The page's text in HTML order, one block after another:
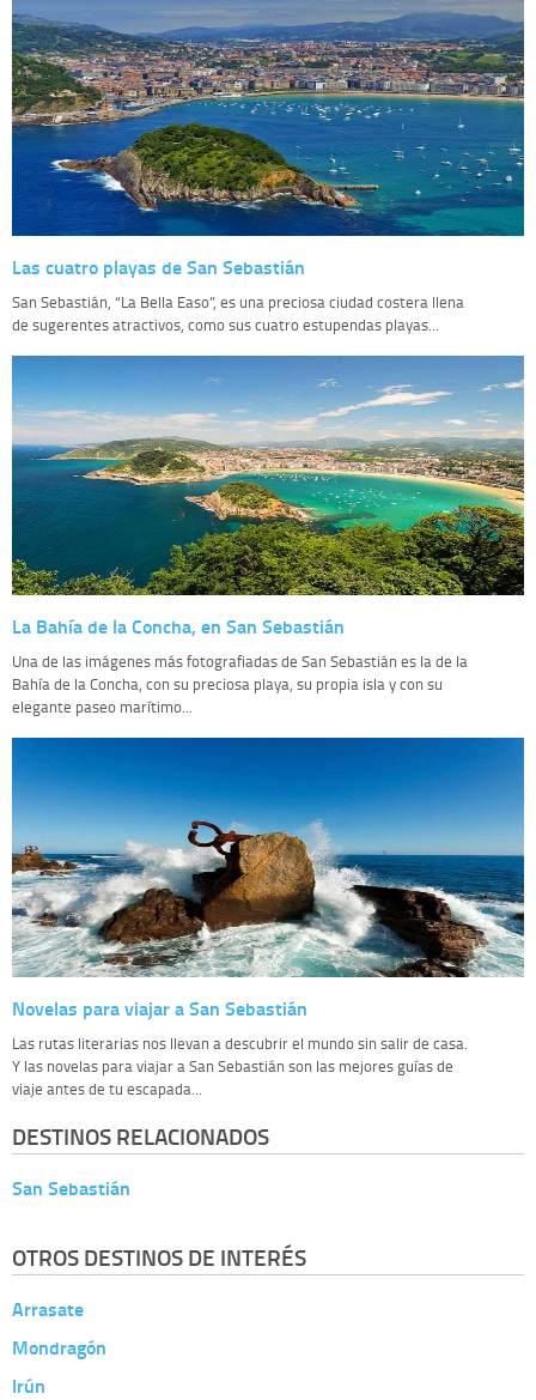
Las cuatro playas de San Sebastián
San Sebastián, “La Bella Easo”, es una preciosa ciudad costera llena
de sugerentes atractivos, como sus cuatro estupendas playas...
La Bahía de la Concha, en San Sebastián
Una de las imágenes más fotografiadas de San Sebastián es la de la
Bahía de la Concha, con su preciosa playa, su propia isla y con su
elegante paseo marítimo...
Novelas para viajar a San Sebastián
Las rutas literarias nos llevan a descubrir el mundo sin salir de casa.
Y las novelas para viajar a San Sebastián son las mejores guías de
viaje antes de tu escapada...
DESTINOS RELACIONADOS
San Sebastián
OTROS DESTINOS DE INTERÉS
Arrasate
Mondragón
Irún